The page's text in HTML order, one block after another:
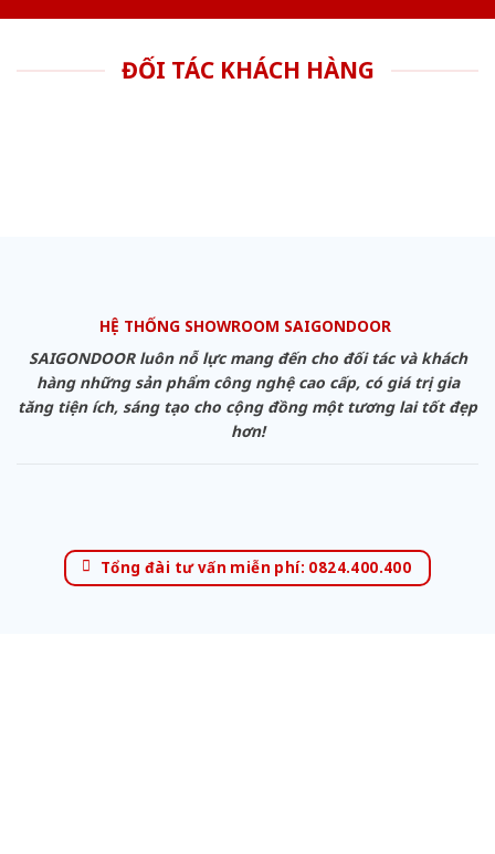
ĐỐI TÁC KHÁCH HÀNG
HỆ THỐNG SHOWROOM SAIGONDOOR
SAIGONDOOR luôn nỗ lực mang đến cho đối tác và khách
hàng những sản phẩm công nghệ cao cấp, có giá trị gia
tăng tiện ích, sáng tạo cho cộng đồng một tương lai tốt đẹp
hơn!
Tổng đài tư vấn miễn phí: 0824.400.400